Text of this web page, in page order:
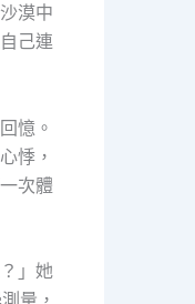
漠中
己連
憶。
悸，
次體
」她